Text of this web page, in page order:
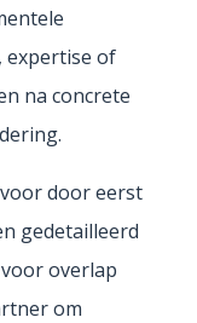
expertise of
na concrete
door eerst
gedetailleerd
overlap
om